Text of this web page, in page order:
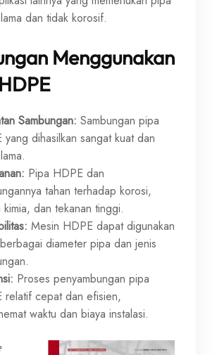
dan tidak korosif.
Menggunakan
Sambungan: Sambungan pipa
yang dihasilkan sangat kuat dan
Pipa HDPE dan
tahan terhadap korosi,
kimia, dan tekanan tinggi.
Mesin HDPE dapat digunakan
diameter pipa dan jenis
Proses penyambungan pipa
relatif cepat dan efisien,
waktu dan biaya instalasi.